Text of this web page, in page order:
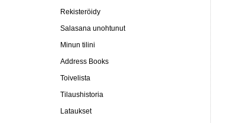
Rekisteröidy
Salasana unohtunut
Minun tilini
Address Books
Toivelista
Tilaushistoria
Lataukset